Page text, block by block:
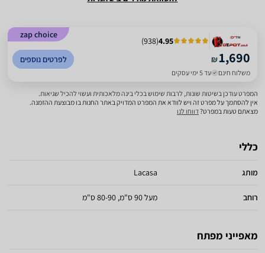
zap choice
4.95
(
938
)
₪1,690
משלוח חינם עד 5 ימי עסקים
לפרטים נוספים
המפרט עודכן בשיטות שונות, לרבות שימוש בכלי בינה מלאכותית ועשוי להכיל שגיאות.
אין להסתמך על מפרט זה ויש לוודא את המפרט המדויק באתר החנות בו מבוצעת ההזמנה.
מצאתם טעות במפרט?דווחו לנו
כללי
מותג Lacasa
רוחב מעל 90 ס"מ, 80-90 ס"מ
מאפייני מפתח